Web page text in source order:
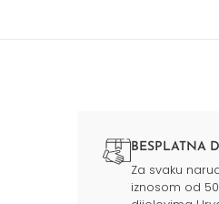
BESPLATNA
Za svaku
iznosom od